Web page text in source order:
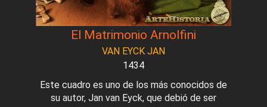
El Matrimonio Arnolfini
VAN EYCK JAN
1434
Este cuadro es uno de los más conocidos de
su autor, Jan van Eyck, que debió de ser